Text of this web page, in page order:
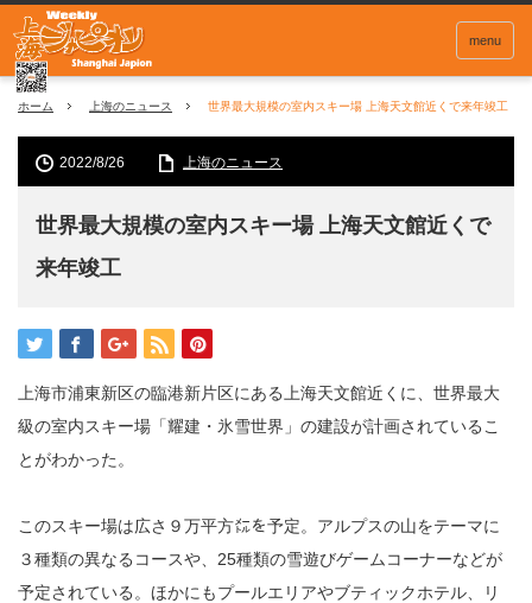
menu
ホーム 上海のニュース 世界最大規模の室内スキー場 上海天文館近くで来年竣工
2022/8/26 上海のニュース
世界最大規模の室内スキー場 上海天文館近くで
来年竣工
上海市浦東新区の臨港新片区にある上海天文館近くに、世界最大
級の室内スキー場「耀建・氷雪世界」の建設が計画されているこ
とがわかった。
このスキー場は広さ９万平方㍍を予定。アルプスの山をテーマに
３種類の異なるコースや、25種類の雪遊びゲームコーナーなどが
予定されている。ほかにもプールエリアやブティックホテル、リ